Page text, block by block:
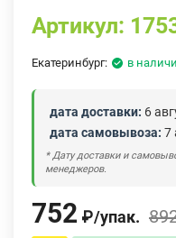
Артикул:
Екатеринбург: в
дата доставки: 6
дата самовывоза: 7
* Дату доставки и
менеджеров.
752 ₽/упак.